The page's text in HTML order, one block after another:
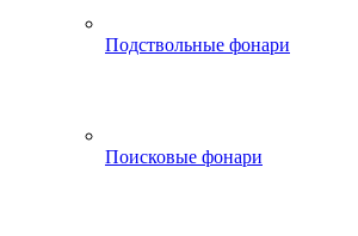
Подствольные фонари
Поисковые фонари